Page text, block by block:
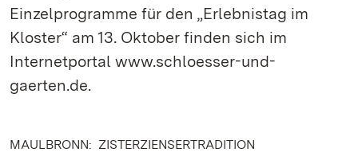
Einzelprogramme für den „Erlebnistag im
Kloster“ am 13. Oktober finden sich im
Internetportal www.schloesser-und-
gaerten.de.
MAULBRONN: ZISTERZIENSERTRADITION